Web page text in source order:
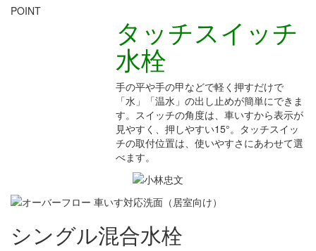
POINT
タッチスイッチ
水栓
手の平や手の甲などで軽く押すだけで
「水」「温水」の出し止めが簡単にできま
す。スイッチの角度は、車いすから表示が
見やすく、押しやすい15°。タッチスイッ
チの取付位置は、使いやすさにあわせて選
べます。
シングル混合水栓